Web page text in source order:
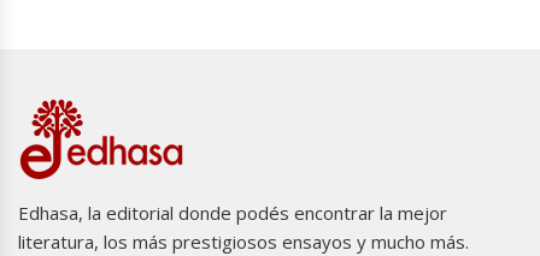
Edhasa, la editorial donde podés encontrar la mejor
literatura, los más prestigiosos ensayos y mucho más.